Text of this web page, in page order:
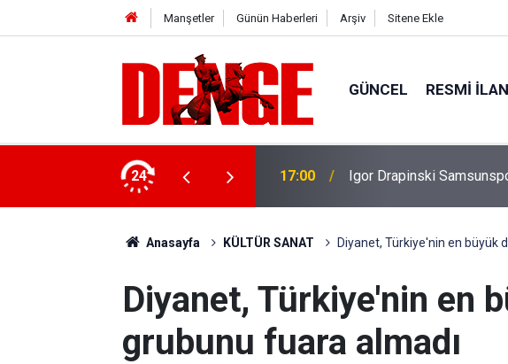
Manşetler Günün Haberleri Arşiv Sitene Ekle
GÜNCEL RESMI
24 17:00 Igor Drapinski
Anasayfa KÜLTÜR SANAT Diyanet, Türkiye'nin en büyük
Diyanet, Türkiye'nin en
grubunu fuara almadı